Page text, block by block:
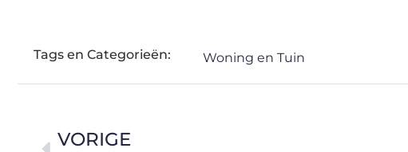
Tags en Categorieën: Woning en Tuin
VORIGE